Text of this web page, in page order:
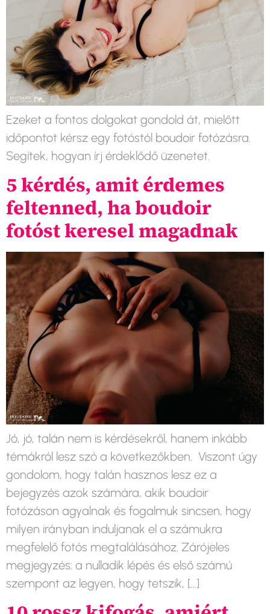
Ezeket a fontos dolgokat gondold át, mielőtt
időpontot kérsz egy fotóstól boudoir fotózásra.
Segítek, hogyan írj érdeklődő üzenetet.
5 kérdés, amit érdemes
feltenned, ha boudoir
fotóst keresel magadnak
Jó, jó, talán nem is kérdésekről, hanem inkább
témákról lesz szó a következőkben. Viszont úgy
gondolom, hogy talán hasznos lesz ez a
bejegyzés azok számára, akik boudoir
fotózáson agyalnak és fogalmuk sincsen, hogy
milyen irányban induljanak el a számukra
megfelelő fotós megtalálásához. Zárójeles
megjegyzés: a nulladik lépés és első számú
szempont az legyen, hogy tetszik, […]